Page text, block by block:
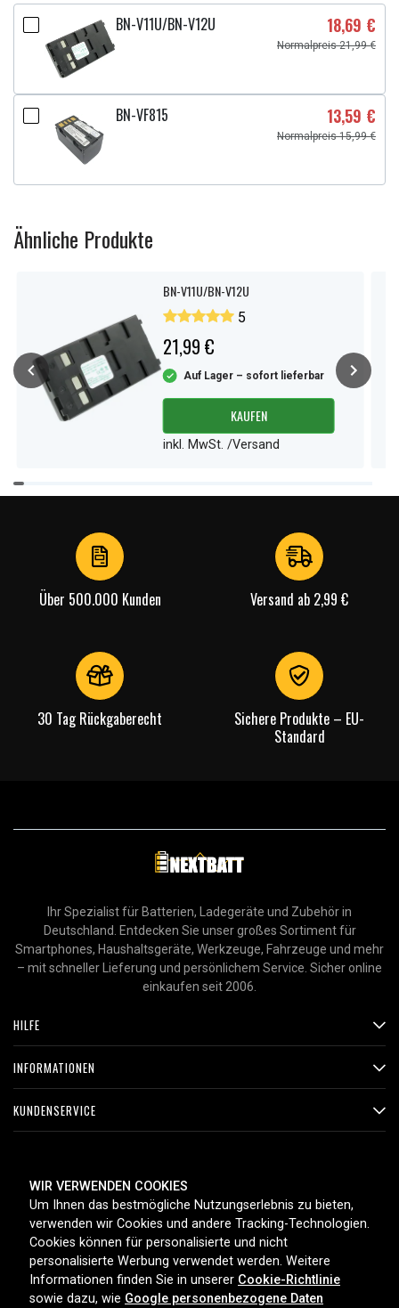
BN-V11U/BN-V12U 18,69 €
Normalpreis 21,99 €
BN-VF815 13,59 €
Normalpreis 15,99 €
Ähnliche Produkte
BN-V11U/BN-V12U
5
21,99 €
Auf Lager – sofort lieferbar
KAUFEN
inkl. MwSt. /Versand
Item
1
Über 500.000 Kunden Versand ab 2,99 €
30 Tag Rückgaberecht
Sichere Produkte – EU-
Standard
Ihr Spezialist für Batterien, Ladegeräte und Zubehör in
Deutschland. Entdecken Sie unser großes Sortiment für
Smartphones, Haushaltsgeräte, Werkzeuge, Fahrzeuge und mehr
– mit schneller Lieferung und persönlichem Service. Sicher online
einkaufen seit 2006.
HILFE
INFORMATIONEN
KUNDENSERVICE
ZAHLUNGSMETHODEN
LIEFEROPTIONEN
WIR VERWENDEN COOKIES
Um Ihnen das bestmögliche Nutzungserlebnis zu bieten,
verwenden wir Cookies und andere Tracking-Technologien.
Cookies können für personalisierte und nicht
personalisierte Werbung verwendet werden. Weitere
Informationen finden Sie in unserer Cookie-Richtlinie
sowie dazu, wie Google personenbezogene Daten